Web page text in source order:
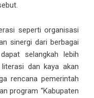
seperti organisasi
sinergi dari berbagai
selangkah lebih
dan kaya akan
rencana pemerintah
program “Kabupaten